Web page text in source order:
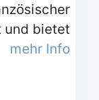
und bietet
mehr Info